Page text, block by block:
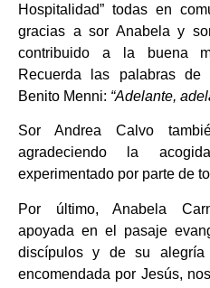
Hospitalidad” todas en
gracias a sor Anabela y
contribuido a la buena
Recuerda las palabras de
Benito Menni: “Adelante,
Sor Andrea Calvo
agradeciendo la
experimentado por parte de
Por último, Anabela
apoyada en el pasaje
discípulos y de su
encomendada por Jesús,